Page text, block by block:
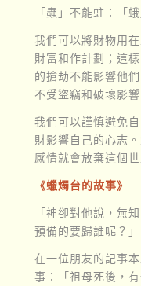
「蟲」不能蛀：「
我們可以將財物用
財富和作計劃；這
的搶劫不能影響他
不受盜竊和破壞影響
我們可以謹慎避免
財影響自己的心志
感情就會放棄這個
《蠟燭台的故事》
「神卻對他說，無
預備的要歸誰呢？」
在一位朋友的記事
事：「祖母死後，